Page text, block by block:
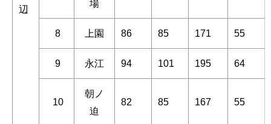
辺
場
8 上園 86 85 171 55
9 永江 94 101 195 64
10
朝ノ
迫
82 85 167 55